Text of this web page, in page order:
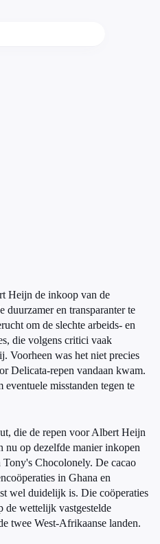
Heijn de inkoop van de
en transparanter te
om de slechte arbeids- en
die volgens critici vaak
Voorheen was het niet precies
Delicata-repen vandaan kwam.
misstanden tegen te
die de repen voor Albert Heijn
nu op dezelfde manier inkopen
Chocolonely. De cacao
in Ghana en
wel duidelijk is. Die coöperaties
de wettelijk vastgestelde
twee West-Afrikaanse landen.